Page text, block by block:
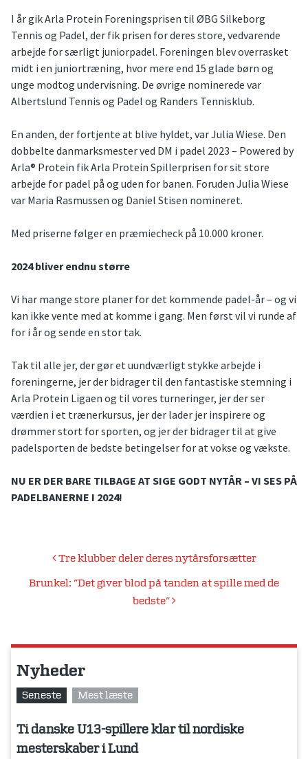
I år gik Arla Protein Foreningsprisen til ØBG Silkeborg
Tennis og Padel, der fik prisen for deres store, vedvarende
arbejde for særligt juniorpadel. Foreningen blev overrasket
midt i en juniortræning, hvor mere end 15 glade børn og
unge modtog undervisning. De øvrige nominerede var
Albertslund Tennis og Padel og Randers Tennisklub.
En anden, der fortjente at blive hyldet, var Julia Wiese. Den
dobbelte danmarksmester ved DM i padel 2023 – Powered by
Arla® Protein fik Arla Protein Spillerprisen for sit store
arbejde for padel på og uden for banen. Foruden Julia Wiese
var Maria Rasmussen og Daniel Stisen nomineret.
Med priserne følger en præmiecheck på 10.000 kroner.
2024 bliver endnu større
Vi har mange store planer for det kommende padel-år – og vi
kan ikke vente med at komme i gang. Men først vil vi runde af
for i år og sende en stor tak.
Tak til alle jer, der gør et uundværligt stykke arbejde i
foreningerne, jer der bidrager til den fantastiske stemning i
Arla Protein Ligaen og til vores turneringer, jer der ser
værdien i et trænerkursus, jer der lader jer inspirere og
drømmer stort for sporten, og jer der bidrager til at give
padelsporten de bedste betingelser for at vokse og vækste.
NU ER DER BARE TILBAGE AT SIGE GODT NYTÅR – VI SES PÅ
PADELBANERNE I 2024!
Indlægsnavigation
Tre klubber deler deres nytårsforsætter
Brunkel: ”Det giver blod på tanden at spille med de
bedste”
Nyheder
Seneste Mest læste
Ti danske U13-spillere klar til nordiske
mesterskaber i Lund